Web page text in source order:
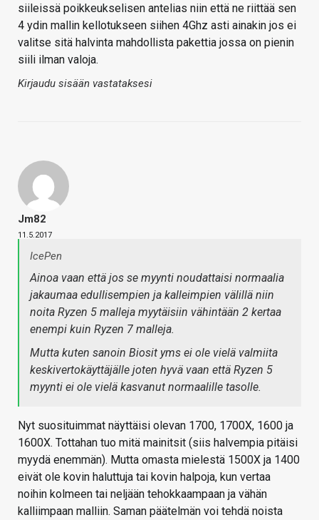
siileissä poikkeukselisen antelias niin että ne riittää sen
4 ydin mallin kellotukseen siihen 4Ghz asti ainakin jos ei
valitse sitä halvinta mahdollista pakettia jossa on pienin
siili ilman valoja.
Kirjaudu sisään vastataksesi
Jm82
11.5.2017
IcePen
Ainoa vaan että jos se myynti noudattaisi normaalia
jakaumaa edullisempien ja kalleimpien välillä niin
noita Ryzen 5 malleja myytäisiin vähintään 2 kertaa
enempi kuin Ryzen 7 malleja.
Mutta kuten sanoin Biosit yms ei ole vielä valmiita
keskivertokäyttäjälle joten hyvä vaan että Ryzen 5
myynti ei ole vielä kasvanut normaalille tasolle.
Nyt suosituimmat näyttäisi olevan 1700, 1700X, 1600 ja
1600X. Tottahan tuo mitä mainitsit (siis halvempia pitäisi
myydä enemmän). Mutta omasta mielestä 1500X ja 1400
eivät ole kovin haluttuja tai kovin halpoja, kun vertaa
noihin kolmeen tai neljään tehokkaampaan ja vähän
kalliimpaan malliin. Saman päätelmän voi tehdä noista